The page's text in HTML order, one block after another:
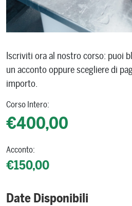
Iscriviti ora al nostro corso: puoi
un acconto oppure scegliere di
importo.
Corso Intero:
€400,00
Acconto:
€150,00
Date Disponibili